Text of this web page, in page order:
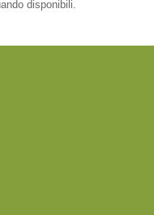
disponibili.